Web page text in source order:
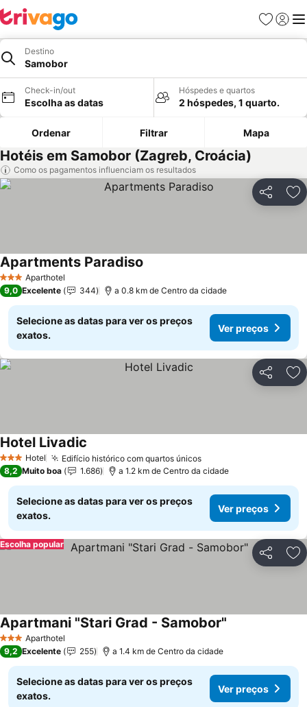
Favoritos
Iniciar
Destino
Samobor
Check-in/out
Escolha as datas
Hóspedes e quartos
2 hóspedes, 1 quarto.
Ordenar Filtrar Mapa
Hotéis em Samobor (Zagreb, Croácia)
Como os pagamentos influenciam os resultados
Partilhar
3 EstrelasAparthotel
Apartments Paradiso
9,0 Excelente 344 a 0.8 km de Centro da cidade
Selecione as datas para ver os preços
exatos.
Ver preços
Partilhar
3 EstrelasHotel Edifício histórico com quartos únicosVer preços
Hotel Livadic
8,2 Muito boa 1.686 a 1.2 km de Centro da cidade
Selecione as datas para ver os preços
exatos.
Ver preços
Partilhar
Escolha popular
3 EstrelasAparthotel
Apartmani "Stari Grad - Samobor"
9,2 Excelente 255 a 1.4 km de Centro da cidade
Selecione as datas para ver os preços
exatos.
Ver preços